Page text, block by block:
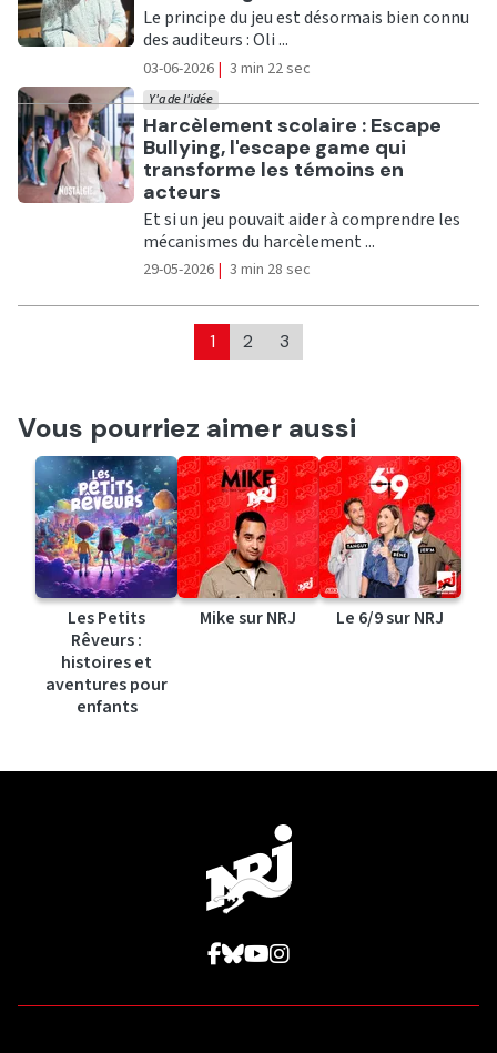
Le principe du jeu est désormais bien connu
des auditeurs : Oli ...
03-06-2026 | 3 min 22 sec
Ecouter
Harcèlement scolaire : Escape
Bullying, l'escape game qui
transforme les témoins en
acteurs
Y'a de l'idée
Et si un jeu pouvait aider à comprendre les
mécanismes du harcèlement ...
29-05-2026 | 3 min 28 sec
1 2 3
Vous pourriez aimer aussi
Les Petits
Rêveurs :
histoires et
aventures pour
enfants
Mike sur NRJ Le 6/9 sur NRJ